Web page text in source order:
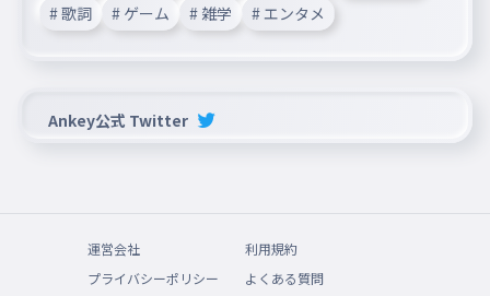
# 歌詞
# ゲーム # 雑学 # エンタメ
Ankey公式 Twitter
運営会社
利用規約
プライバシーポリシー
よくある質問